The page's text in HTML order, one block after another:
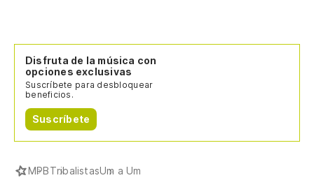
Disfruta de la música con
opciones exclusivas
Suscríbete para desbloquear
beneficios.
Suscríbete
MPBTribalistasUm a Um